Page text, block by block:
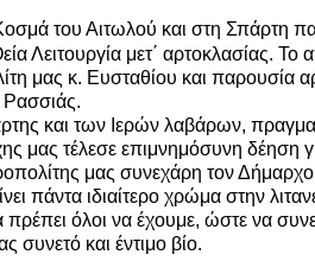
του Αιτωλού και στη Σπάρτη
Λειτουργία μετ΄ αρτοκλασίας.
μας κ. Ευσταθίου και παρουσία
Ρασσιάς.
και των Ιερών λαβάρων,
τέλεσε επιμνημόσυνη δέηση
μας συνεχάρη τον
ιδιαίτερο χρώμα στην
όλοι να έχουμε, ώστε να
συνετό και έντιμο βίο.